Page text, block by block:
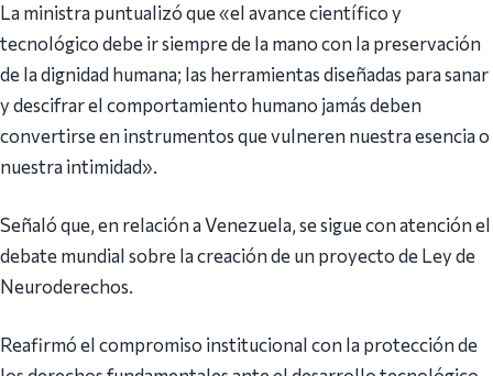
La ministra puntualizó que «el avance científico y
tecnológico debe ir siempre de la mano con la preservación
de la dignidad humana; las herramientas diseñadas para sanar
y descifrar el comportamiento humano jamás deben
convertirse en instrumentos que vulneren nuestra esencia o
nuestra intimidad».
Señaló que, en relación a Venezuela, se sigue con atención el
debate mundial sobre la creación de un proyecto de Ley de
Neuroderechos.
Reafirmó el compromiso institucional con la protección de